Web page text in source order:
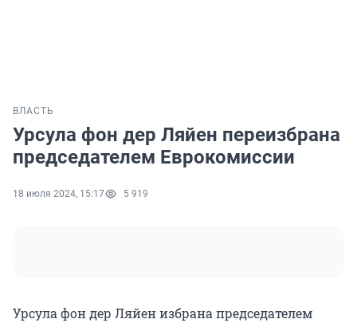
ВЛАСТЬ
Урсула фон дер Ляйен переизбрана
председателем Еврокомиссии
18 июля 2024, 15:17 5 919
Урсула фон дер Ляйен избрана председателем